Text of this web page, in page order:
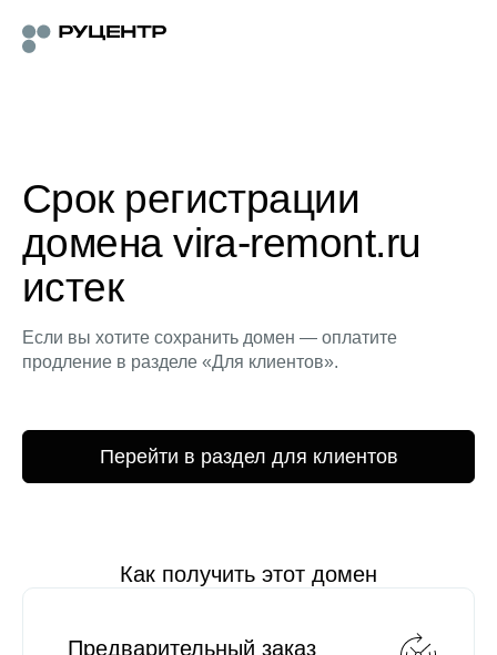
Срок регистрации
домена vira-remont.ru
истек
Если вы хотите сохранить домен — оплатите
продление в разделе «Для клиентов».
Перейти в раздел для клиентов
Как получить этот домен
Предварительный заказ